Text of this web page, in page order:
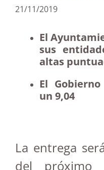
21/11/2019
El
sus
altas
El
un 9,04
La entrega
del próximo